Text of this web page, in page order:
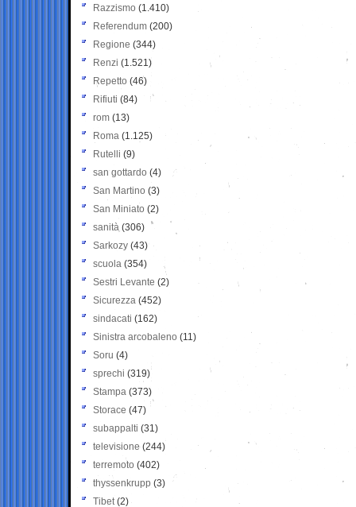
Razzismo (1.410)
Referendum (200)
Regione (344)
Renzi (1.521)
Repetto (46)
Rifiuti (84)
rom (13)
Roma (1.125)
Rutelli (9)
san gottardo (4)
San Martino (3)
San Miniato (2)
sanità (306)
Sarkozy (43)
scuola (354)
Sestri Levante (2)
Sicurezza (452)
sindacati (162)
Sinistra arcobaleno (11)
Soru (4)
sprechi (319)
Stampa (373)
Storace (47)
subappalti (31)
televisione(244)
terremoto (402)
thyssenkrupp (3)
Tibet(2)